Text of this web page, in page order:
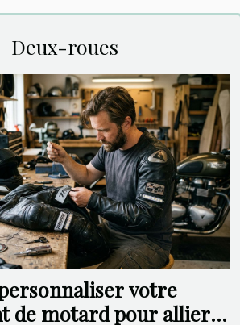
Deux-roues
votre
de motard pour allier